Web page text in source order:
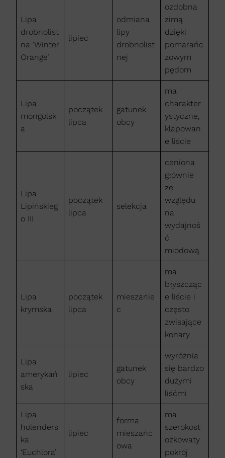
Lipa
drobnolist
na ‘Winter
Orange’
lipiec
odmiana
lipy
drobnolist
nej
ozdobna
zimą
dzięki
pomarańc
zowym
pędom
Lipa
mongolsk
a
początek
lipca
gatunek
obcy
ma
charakter
ystyczne,
klapowan
e liście
Lipa
Lipińskieg
o III
początek
lipca
selekcja
ceniona
głównie
ze
względu
na
wydajnoś
ć
miodową
Lipa
krymska
początek
lipca
mieszanie
c
ma
błyszcząc
e liście i
często
zwisające
konary
Lipa
amerykań
ska
lipiec
gatunek
obcy
wyróżnia
się bardzo
dużymi
liśćmi
Lipa
holenders
ka
‘Euchlora’
lipiec
forma
mieszańc
owa
ma
szerokost
ożkowaty
pokrój